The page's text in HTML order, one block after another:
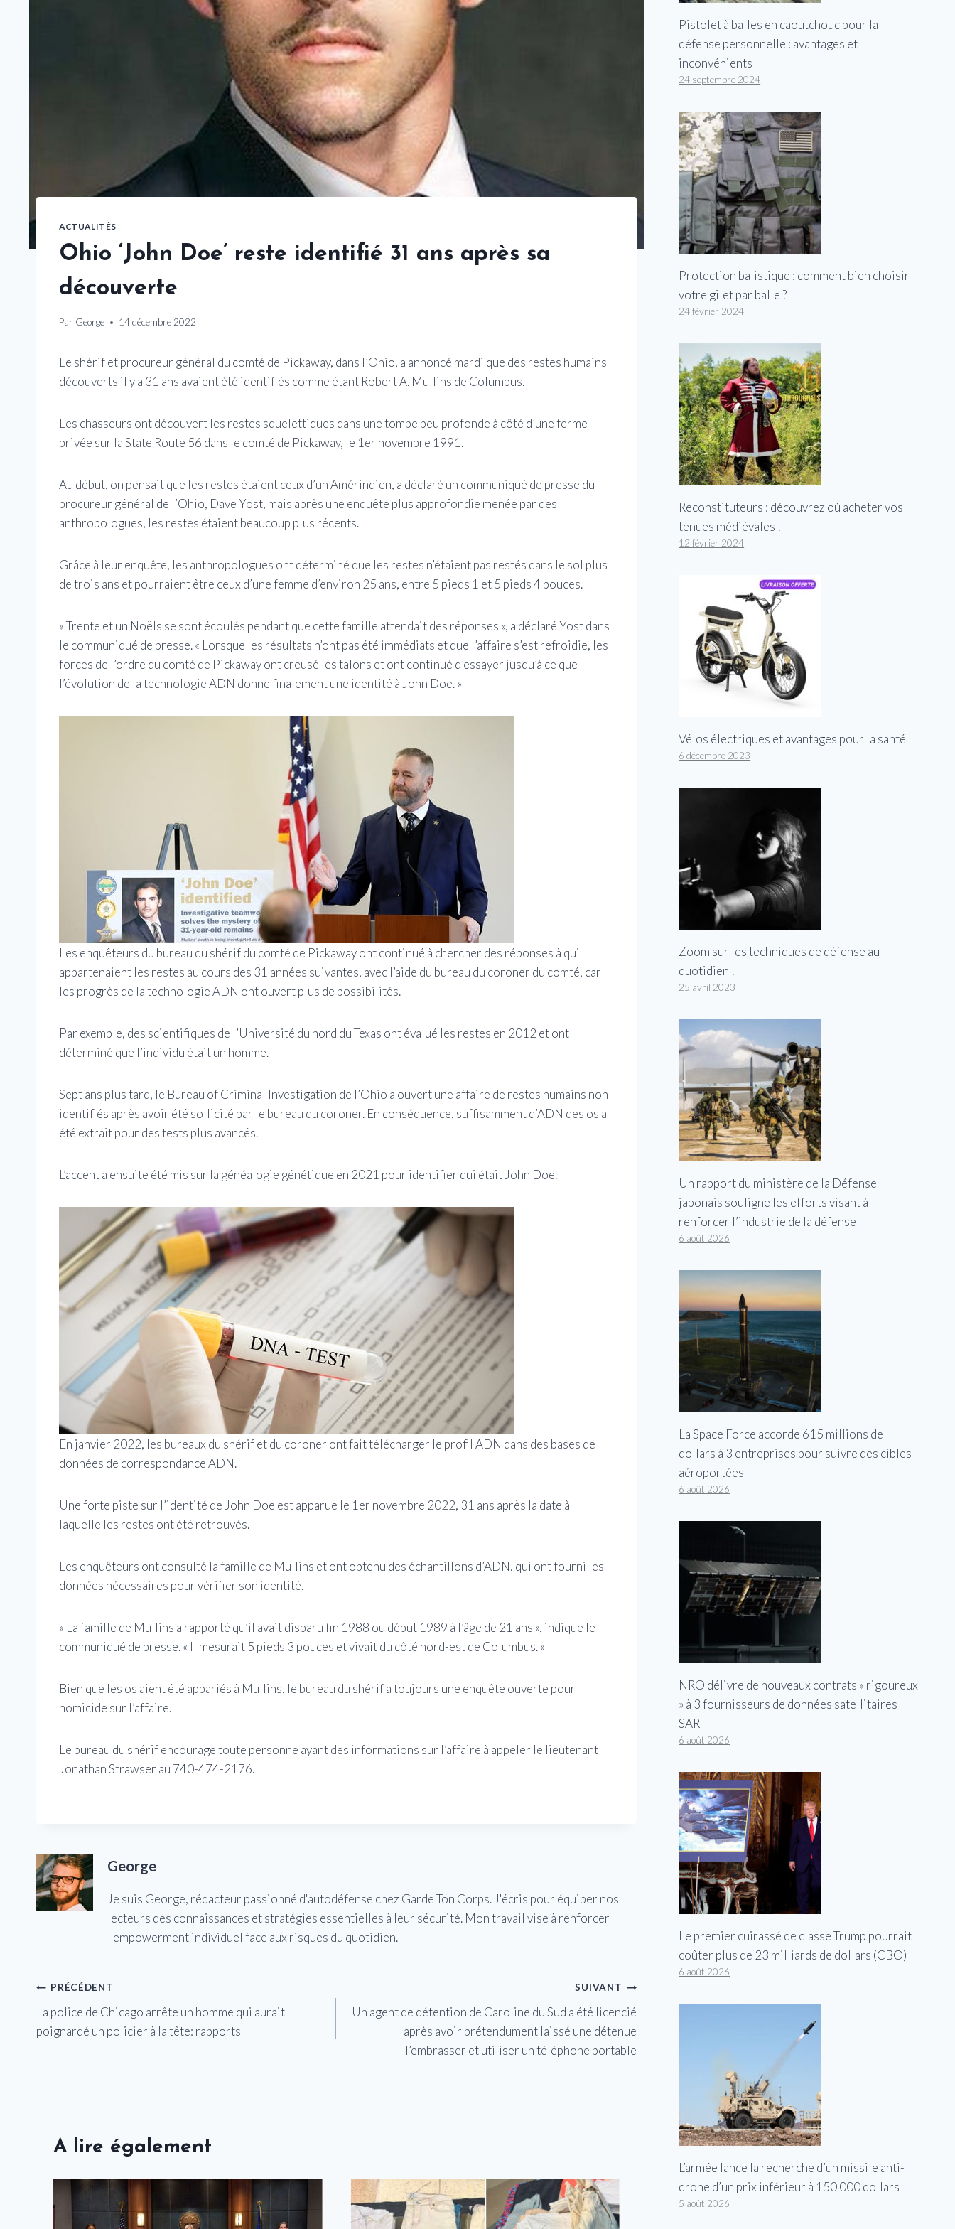
ACTUALITÉS
Ohio ‘John Doe’ reste identifié 31 ans après sa
découverte
Par George 14 décembre 2022
Le shérif et procureur général du comté de Pickaway, dans l’Ohio, a annoncé mardi que des restes humains
découverts il y a 31 ans avaient été identifiés comme étant Robert A. Mullins de Columbus.
Les chasseurs ont découvert les restes squelettiques dans une tombe peu profonde à côté d’une ferme
privée sur la State Route 56 dans le comté de Pickaway, le 1er novembre 1991.
Au début, on pensait que les restes étaient ceux d’un Amérindien, a déclaré un communiqué de presse du
procureur général de l’Ohio, Dave Yost, mais après une enquête plus approfondie menée par des
anthropologues, les restes étaient beaucoup plus récents.
Grâce à leur enquête, les anthropologues ont déterminé que les restes n’étaient pas restés dans le sol plus
de trois ans et pourraient être ceux d’une femme d’environ 25 ans, entre 5 pieds 1 et 5 pieds 4 pouces.
« Trente et un Noëls se sont écoulés pendant que cette famille attendait des réponses », a déclaré Yost dans
le communiqué de presse. « Lorsque les résultats n’ont pas été immédiats et que l’affaire s’est refroidie, les
forces de l’ordre du comté de Pickaway ont creusé les talons et ont continué d’essayer jusqu’à ce que
l’évolution de la technologie ADN donne finalement une identité à John Doe. »
Les enquêteurs du bureau du shérif du comté de Pickaway ont continué à chercher des réponses à qui
appartenaient les restes au cours des 31 années suivantes, avec l’aide du bureau du coroner du comté, car
les progrès de la technologie ADN ont ouvert plus de possibilités.
Par exemple, des scientifiques de l’Université du nord du Texas ont évalué les restes en 2012 et ont
déterminé que l’individu était un homme.
Sept ans plus tard, le Bureau of Criminal Investigation de l’Ohio a ouvert une affaire de restes humains non
identifiés après avoir été sollicité par le bureau du coroner. En conséquence, suffisamment d’ADN des os a
été extrait pour des tests plus avancés.
L’accent a ensuite été mis sur la généalogie génétique en 2021 pour identifier qui était John Doe.
En janvier 2022, les bureaux du shérif et du coroner ont fait télécharger le profil ADN dans des bases de
données de correspondance ADN.
Une forte piste sur l’identité de John Doe est apparue le 1er novembre 2022, 31 ans après la date à
laquelle les restes ont été retrouvés.
Les enquêteurs ont consulté la famille de Mullins et ont obtenu des échantillons d’ADN, qui ont fourni les
données nécessaires pour vérifier son identité.
« La famille de Mullins a rapporté qu’il avait disparu fin 1988 ou début 1989 à l’âge de 21 ans », indique le
communiqué de presse. « Il mesurait 5 pieds 3 pouces et vivait du côté nord-est de Columbus. »
Bien que les os aient été appariés à Mullins, le bureau du shérif a toujours une enquête ouverte pour
homicide sur l’affaire.
Le bureau du shérif encourage toute personne ayant des informations sur l’affaire à appeler le lieutenant
Jonathan Strawser au 740-474-2176.
George
Je suis George, rédacteur passionné d'autodéfense chez Garde Ton Corps. J'écris pour équiper nos
lecteurs des connaissances et stratégies essentielles à leur sécurité. Mon travail vise à renforcer
l'empowerment individuel face aux risques du quotidien.
Navigation
de
PRÉCÉDENT
La police de Chicago arrête un homme qui aurait
poignardé un policier à la tête: rapports
SUIVANT
Un agent de détention de Caroline du Sud a été licencié
après avoir prétendument laissé une détenue
l’embrasser et utiliser un téléphone portable
A lire également
Pistolet à balles en caoutchouc pour la
défense personnelle : avantages et
inconvénients
24 septembre 2024
Protection balistique : comment bien choisir
votre gilet par balle ?
24 février 2024
Reconstituteurs : découvrez où acheter vos
tenues médiévales !
12 février 2024
Vélos électriques et avantages pour la santé
6 décembre 2023
Zoom sur les techniques de défense au
quotidien !
25 avril 2023
Un rapport du ministère de la Défense
japonais souligne les efforts visant à
renforcer l’industrie de la défense
6 août 2026
La Space Force accorde 615 millions de
dollars à 3 entreprises pour suivre des cibles
aéroportées
6 août 2026
NRO délivre de nouveaux contrats « rigoureux
» à 3 fournisseurs de données satellitaires
SAR
6 août 2026
Le premier cuirassé de classe Trump pourrait
coûter plus de 23 milliards de dollars (CBO)
6 août 2026
L’armée lance la recherche d’un missile anti-
drone d’un prix inférieur à 150 000 dollars
5 août 2026